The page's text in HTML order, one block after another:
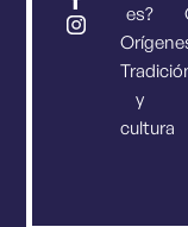
es?
y
cultura